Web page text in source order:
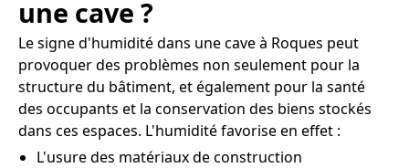
une cave ?
Le signe d'humidité dans une cave à Roques peut
provoquer des problèmes non seulement pour la
structure du bâtiment, et également pour la santé
des occupants et la conservation des biens stockés
dans ces espaces. L'humidité favorise en effet :
L'usure des matériaux de construction